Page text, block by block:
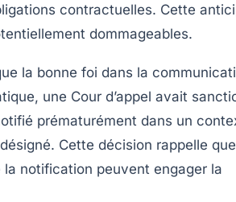
contractuelles. Cette
dommageables.
la bonne foi dans la
une Cour d’appel avait
prématurément dans un
Cette décision rappelle
notification peuvent engager la